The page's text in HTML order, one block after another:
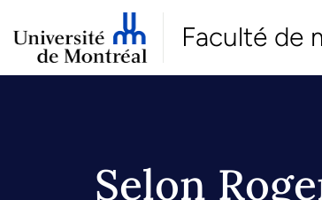
Faculté de
Selon